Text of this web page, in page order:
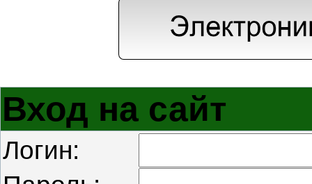
Вход на сайт
Логин: